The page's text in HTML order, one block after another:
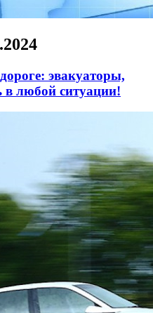
эвакуаторы,
любой ситуации!